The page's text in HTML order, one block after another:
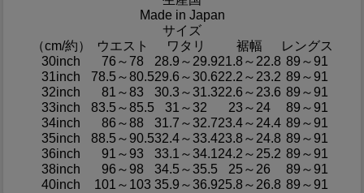
Made in Japan
サイズ
（cm/約）
ウエスト ワタリ 裾幅
レングス
30inch
76～78 28.9～29.921.8～22.8 89～91
31inch
78.5～80.529.6～30.622.2～23.2 89～91
32inch
81～83 30.3～31.322.6～23.6 89～91
33inch
83.5～85.5 31～32 23～24
89～91
34inch
86～88 31.7～32.723.4～24.4 89～91
35inch
88.5～90.532.4～33.423.8～24.8 89～91
36inch
91～93 33.1～34.124.2～25.2 89～91
38inch
96～98 34.5～35.5 25～26
89～91
40inch
101～103 35.9～36.925.8～26.8 89～91